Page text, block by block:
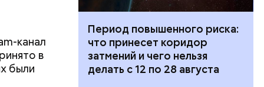
канал
в
были
вода с
помочь
Период повышенного риска:
что принесет коридор
затмений и чего нельзя
делать с 12 по 28 августа